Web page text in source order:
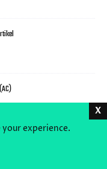
experience.
X